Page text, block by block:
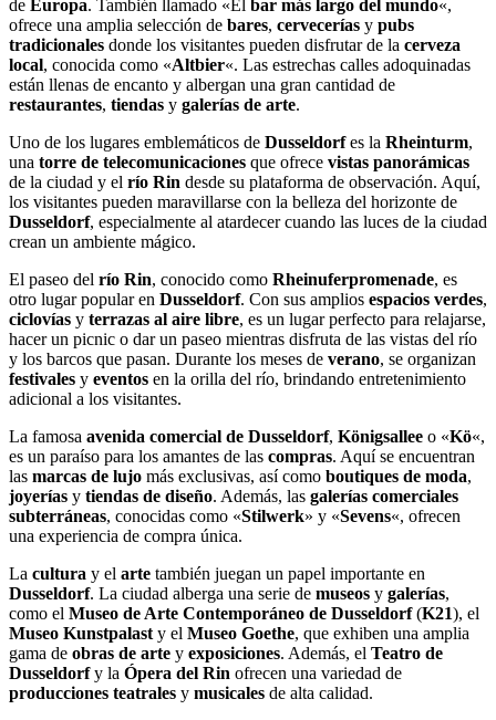
de Europa. También llamado «El bar más largo del mundo«,
ofrece una amplia selección de bares, cervecerías y pubs
tradicionales donde los visitantes pueden disfrutar de la cerveza
local, conocida como «Altbier«. Las estrechas calles adoquinadas
están llenas de encanto y albergan una gran cantidad de
restaurantes, tiendas y galerías de arte.
Uno de los lugares emblemáticos de Dusseldorfes la Rheinturm,
una torre de telecomunicaciones que ofrece vistas panorámicas
de la ciudad y el río Rin desde su plataforma de observación. Aquí,
los visitantes pueden maravillarse con la belleza del horizonte de
Dusseldorf, especialmente al atardecer cuando las luces de la ciudad
crean un ambiente mágico.
El paseo del río Rin, conocido como Rheinuferpromenade, es
otro lugar popular en Dusseldorf. Con sus amplios espacios verdes,
ciclovías y terrazas al aire libre, es un lugar perfecto para relajarse,
hacer un picnic o dar un paseo mientras disfruta de las vistas del río
y los barcos que pasan. Durante los meses de verano, se organizan
festivales y eventos en la orilla del río, brindando entretenimiento
adicional a los visitantes.
La famosa avenida comercial de Dusseldorf, Königsallee o «Kö«,
es un paraíso para los amantes de las compras. Aquí se encuentran
las marcas de lujo más exclusivas, así como boutiques de moda,
joyerías y tiendas de diseño. Además, las galerías comerciales
subterráneas, conocidas como «Stilwerk» y «Sevens«, ofrecen
una experiencia de compra única.
La cultura y el arte también juegan un papel importante en
Dusseldorf. La ciudad alberga una serie de museos y galerías,
como el Museo de Arte Contemporáneo de Dusseldorf(K21), el
Museo Kunstpalasty el Museo Goethe, que exhiben una amplia
gama de obras de arte y exposiciones. Además, el Teatro de
Dusseldorfy la Ópera del Rin ofrecen una variedad de
producciones teatrales y musicales de alta calidad.